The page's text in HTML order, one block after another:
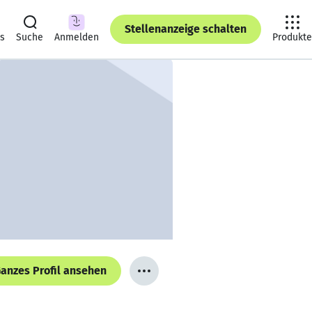
Suche Anmelden
Stellenanzeige schalten
Produkte
Profil ansehen